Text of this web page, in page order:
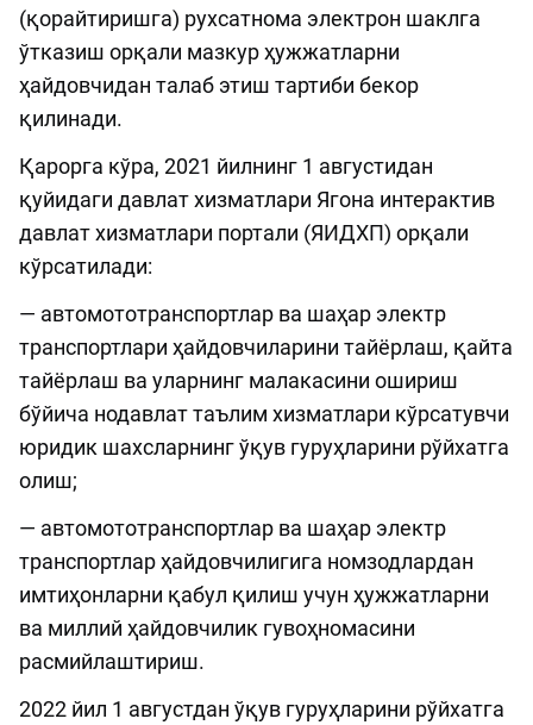
(қорайтиришга) рухсатнома электрон шаклга
ўтказиш орқали мазкур ҳужжатларни
ҳайдовчидан талаб этиш тартиби бекор
қилинади.
Қарорга кўра, 2021 йилнинг 1 августидан
қуйидаги давлат хизматлари Ягона интерактив
давлат хизматлари портали (ЯИДХП) орқали
кўрсатилади:
— автомототранспортлар ва шаҳар электр
транспортлари ҳайдовчиларини тайёрлаш, қайта
тайёрлаш ва уларнинг малакасини ошириш
бўйича нодавлат таълим хизматлари кўрсатувчи
юридик шахсларнинг ўқув гуруҳларини рўйхатга
олиш;
— автомототранспортлар ва шаҳар электр
транспортлар ҳайдовчилигига номзодлардан
имтиҳонларни қабул қилиш учун ҳужжатларни
ва миллий ҳайдовчилик гувоҳномасини
расмийлаштириш.
2022 йил 1 августдан ўқув гуруҳларини рўйхатга